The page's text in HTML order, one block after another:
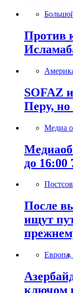
Против
SOFAZ
Перу,
Медиа
до 16:00
После
ищут
Европа,
ключом